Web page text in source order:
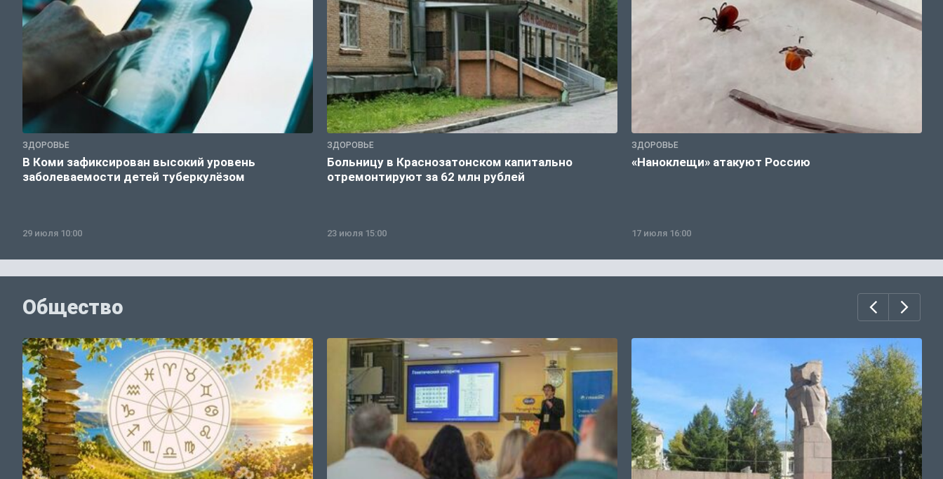
ЗДОРОВЬЕ
В Коми зафиксирован высокий уровень
заболеваемости детей туберкулёзом
29 июля 10:00
ЗДОРОВЬЕ
Больницу в Краснозатонском капитально
отремонтируют за 62 млн рублей
23 июля 15:00
ЗДОРОВЬЕ
«Наноклещи» атакуют Россию
17 июля 16:00
Общество